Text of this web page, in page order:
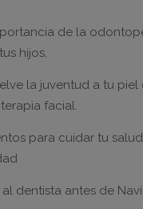
de la
hijos.
la juventud a tu piel
facial.
para cuidar tu
al dentista antes de